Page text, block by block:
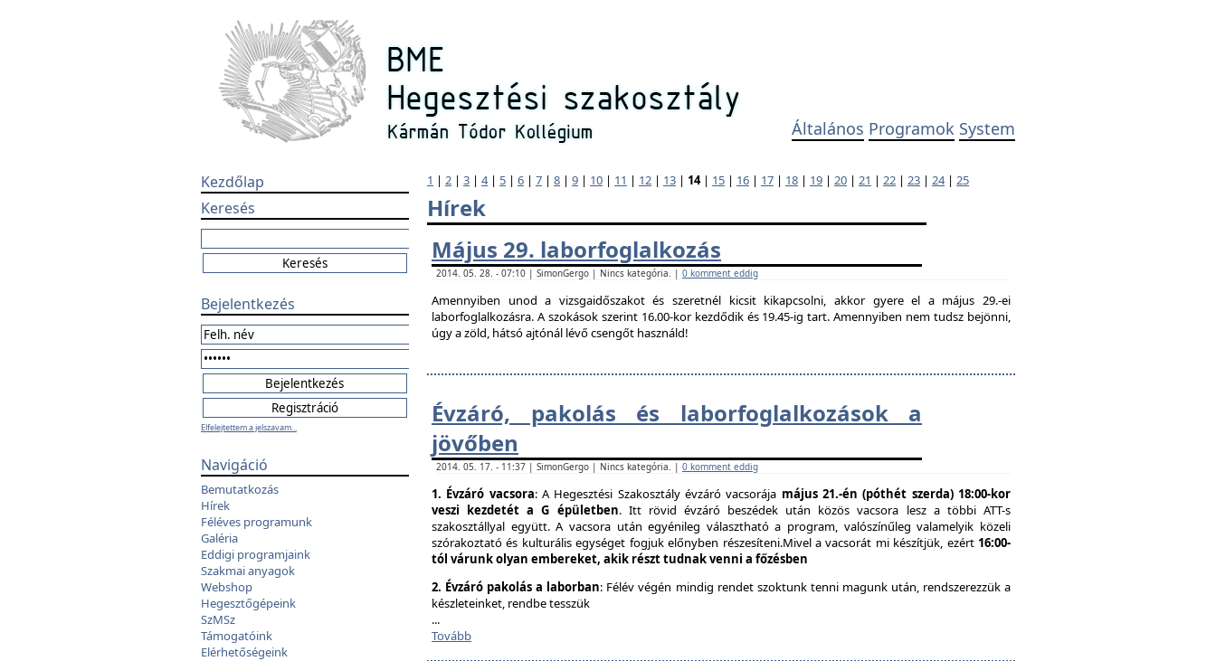
Általános Programok System
Kezdőlap
Keresés
Bejelentkezés
Elfelejtettem a jelszavam...
Navigáció
Bemutatkozás
Hírek
Féléves programunk
Galéria
Eddigi programjaink
Szakmai anyagok
Webshop
Hegesztőgépeink
SzMSz
Támogatóink
Elérhetőségeink
1 | 2 | 3 | 4| 5 | 6 | 7 | 8 | 9 | 10 | 11 | 12 | 13 | 14| 15 | 16 | 17 | 18 | 19 | 20 | 21 | 22 | 23 | 24| 25
Hírek
Május 29. laborfoglalkozás
2014. 05. 28. - 07:10 | SimonGergo | Nincs kategória. | 0 komment eddig
Amennyiben unod a vizsgaidőszakot és szeretnél kicsit kikapcsolni, akkor gyere el a május 29.-ei
laborfoglalkozásra. A szokások szerint 16.00-kor kezdődik és 19.45-ig tart. Amennyiben nem tudsz bejönni,
úgy a zöld, hátsó ajtónál lévő csengőt használd!
Évzáró, pakolás és laborfogla​lkozások a
jövőben
2014. 05. 17. - 11:37 | SimonGergo | Nincs kategória. | 0 komment eddig
1. Évzáró vacsora: A Hegesztési Szakosztály évzáró vacsorája május 21.-én (póthét szerda) 18:00-kor
veszi kezdetét a G épületben. Itt rövid évzáró beszédek után közös vacsora lesz a többi ATT-s
szakosztállyal együtt. A vacsora után egyénileg választható a program, valószínűleg valamelyik közeli
szórakoztató és kulturális egységet fogjuk előnyben részesíteni.Mivel a vacsorát mi készítjük, ezért 16:00-
tól várunk olyan embereket, akik részt tudnak venni a főzésben
2. Évzáró pakolás a laborban: Félév végén mindig rendet szoktunk tenni magunk után, rendszerezzük a
készleteinket, rendbe tesszük
...
Tovább